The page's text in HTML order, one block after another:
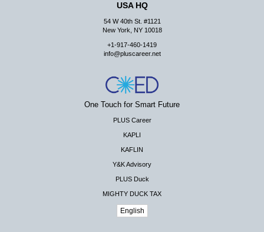
USA HQ
54 W 40th St. #1121
New York, NY 10018
+1-917-460-1419
info@pluscareer.net
One Touch for Smart Future
PLUS Career
KAPLI
KAFLIN
Y&K Advisory
PLUS Duck
MIGHTY DUCK TAX
English